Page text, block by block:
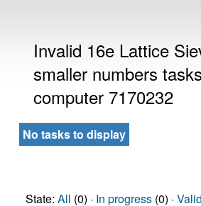
Invalid 16e Lattice
smaller numbers
computer 7170232
No tasks to display
State: All (0) · In progress(0) ·